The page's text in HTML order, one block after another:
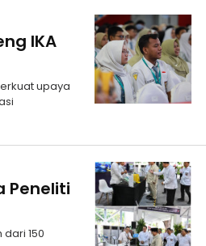
IKA
upaya
Peneliti
150